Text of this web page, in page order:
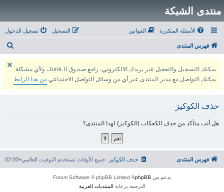
منتدى الشبكة
الأسئلة المتكررة القوانين تسجيل الدخول التسجيل
فهرس المنتدى
يمكنك التسجيل والتفعيل عبر بريدك الالكتروني، راجع صندوق الـJunk، ولأي مشكلة
يمكنك التواصل مع مدير المنتدى عبر أي من وسائل التواصل الاجتماعي من هذا الرابط.
حذف الكوكيز
هل أنت متأكد من حذف الكعكات (الكوكيز) لهذا المنتدى؟
فهرس المنتدى جميع الأوقات تستخدم التوقيت العالمي+02:00 حذف الكوكيز
بدعم من phpBB
® Forum Software © phpBB Limited
الترجمة برعاية المنتديات العربية